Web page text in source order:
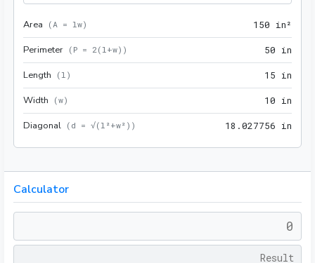
Area (A = lw) 1 50 in²
Perimeter ( P = 2(l+w) ) 50 in
Length ( l ) 1 5 in
Width (w) 10 in
Diagonal ( d = √(l²+w²) ) 18 .027756 in
Calculator